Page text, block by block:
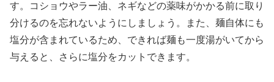
す。コショウやラー油、ネギなどの薬味がかかる前に取り
分けるのを忘れないようにしましょう。また、麺自体にも
塩分が含まれているため、できれば麺も一度湯がいてから
与えると、さらに塩分をカットできます。